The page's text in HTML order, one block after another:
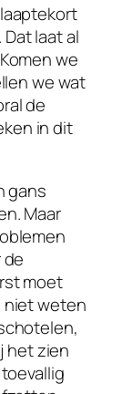
laat al
we
we wat
de
in dit
gans
Maar
moet
niet weten
het zien